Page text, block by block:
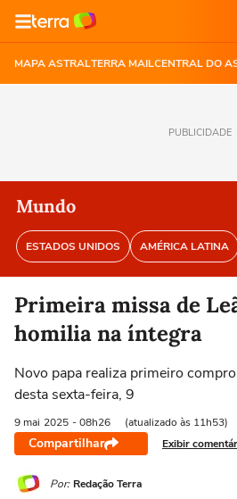
MAPA ASTRALTERRA MAILCENTRAL DO
PUBLICIDADE
Mundo
ESTADOS UNIDOS AMÉRICA LATINA
Primeira missa de
homilia na íntegra
Novo papa realiza primeiro
desta sexta-feira, 9
9 mai 2025 - 08h26 (atualizado às 11h53)
Compartilhar Exibir
Por: Redação Terra